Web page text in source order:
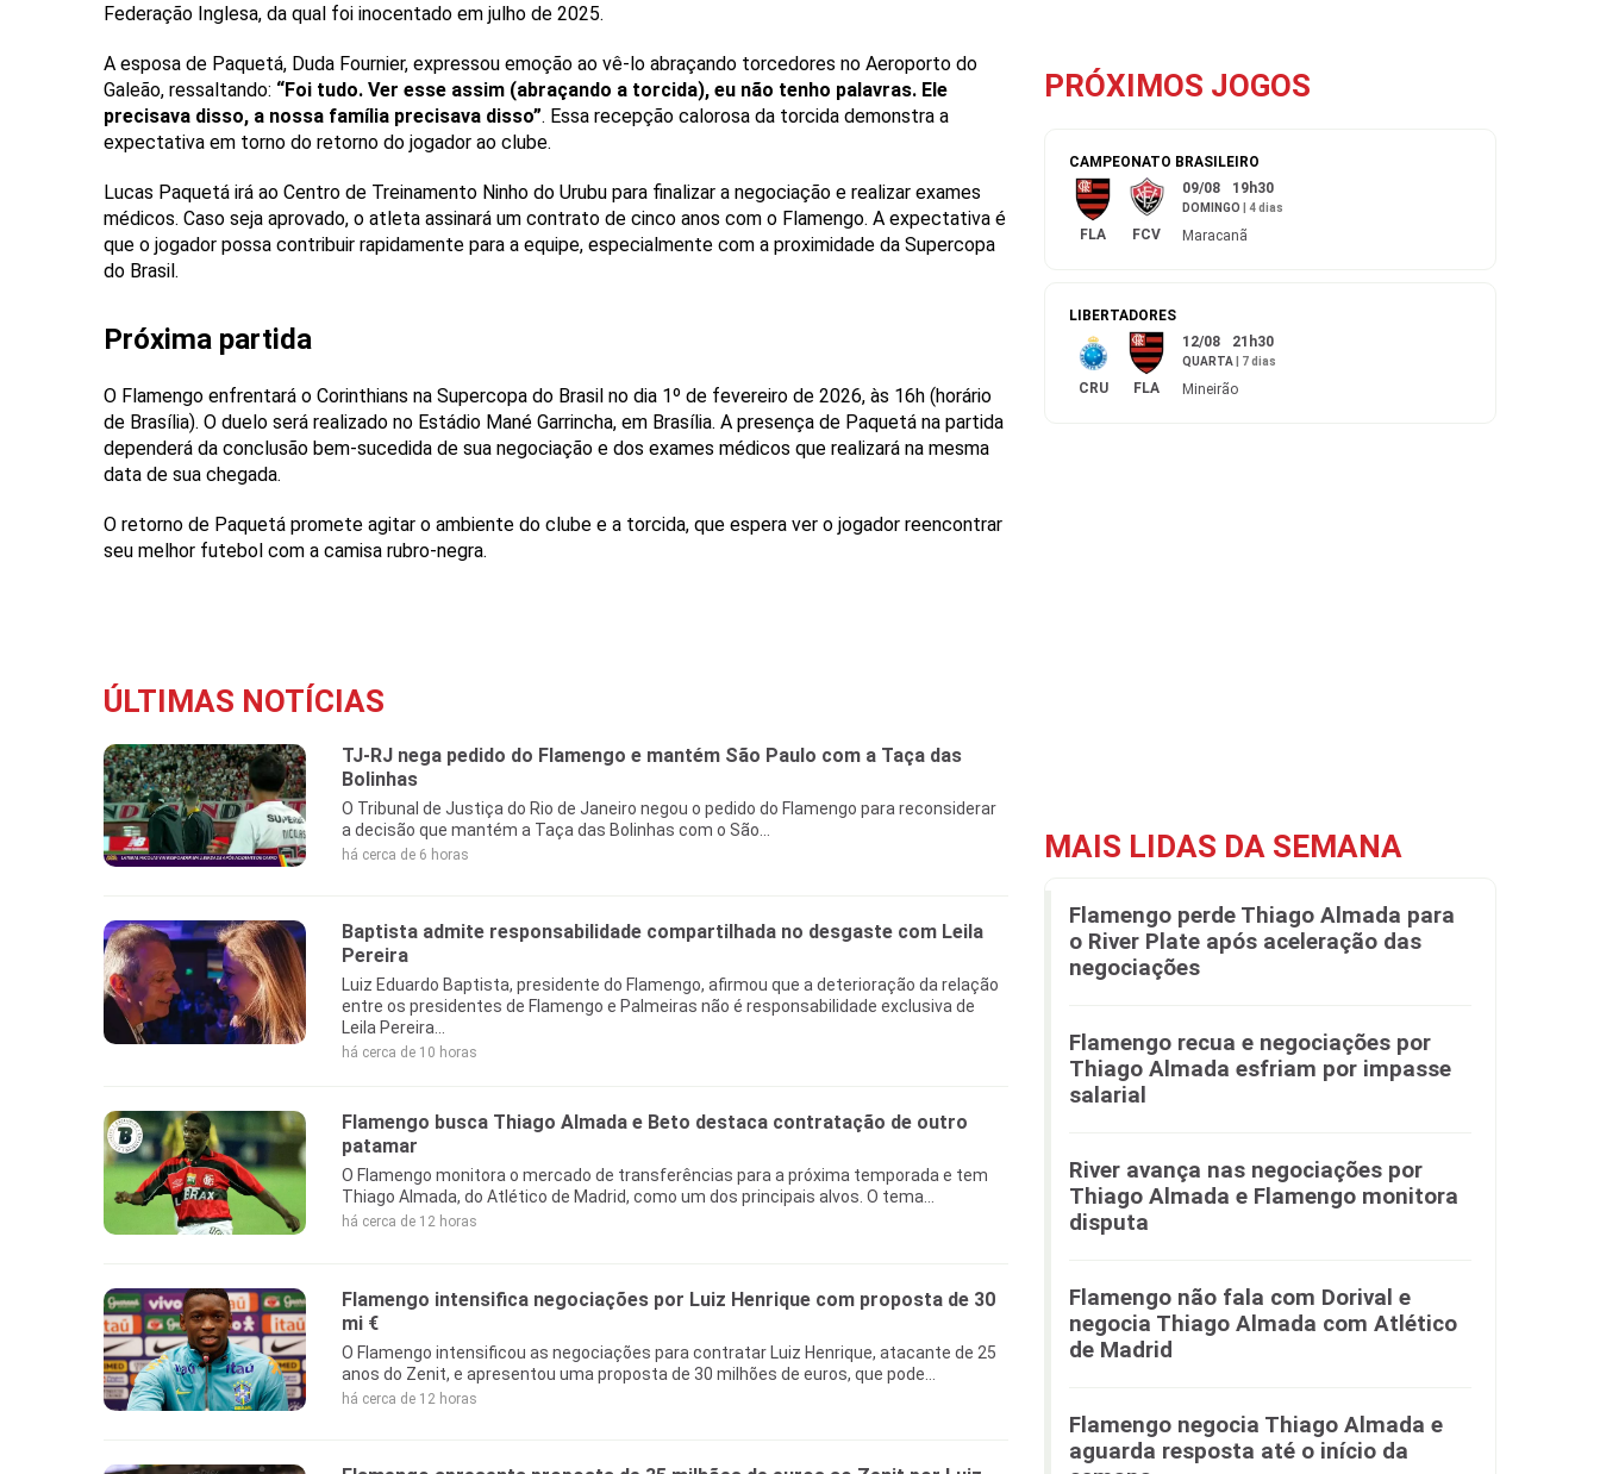
Federação Inglesa, da qual foi inocentado em julho de 2025.
A esposa de Paquetá, Duda Fournier, expressou emoção ao vê-lo abraçando torcedores no Aeroporto do
Galeão, ressaltando: “Foi tudo. Ver esse assim (abraçando a torcida), eu não tenho palavras. Ele
precisava disso, a nossa família precisava disso”. Essa recepção calorosa da torcida demonstra a
expectativa em torno do retorno do jogador ao clube.
Lucas Paquetá irá ao Centro de Treinamento Ninho do Urubu para finalizar a negociação e realizar exames
médicos. Caso seja aprovado, o atleta assinará um contrato de cinco anos com o Flamengo. A expectativa é
que o jogador possa contribuir rapidamente para a equipe, especialmente com a proximidade da Supercopa
do Brasil.
Próxima partida
O Flamengo enfrentará o Corinthians na Supercopa do Brasil no dia 1º de fevereiro de 2026, às 16h (horário
de Brasília). O duelo será realizado no Estádio Mané Garrincha, em Brasília. A presença de Paquetá na partida
dependerá da conclusão bem-sucedida de sua negociação e dos exames médicos que realizará na mesma
data de sua chegada.
O retorno de Paquetá promete agitar o ambiente do clube e a torcida, que espera ver o jogador reencontrar
seu melhor futebol com a camisa rubro-negra.
ÚLTIMAS NOTÍCIAS
TJ-RJ nega pedido do Flamengo e mantém São Paulo com a Taça das
Bolinhas
O Tribunal de Justiça do Rio de Janeiro negou o pedido do Flamengo para reconsiderar
a decisão que mantém a Taça das Bolinhas com o São...
há cerca de 6 horas
Baptista admite responsabilidade compartilhada no desgaste com Leila
Pereira
Luiz Eduardo Baptista, presidente do Flamengo, afirmou que a deterioração da relação
entre os presidentes de Flamengo e Palmeiras não é responsabilidade exclusiva de
Leila Pereira...
há cerca de 10 horas
Flamengo busca Thiago Almada e Beto destaca contratação de outro
patamar
O Flamengo monitora o mercado de transferências para a próxima temporada e tem
Thiago Almada, do Atlético de Madrid, como um dos principais alvos. O tema...
há cerca de 12 horas
Flamengo intensifica negociações por Luiz Henrique com proposta de 30
mi €
O Flamengo intensificou as negociações para contratar Luiz Henrique, atacante de 25
anos do Zenit, e apresentou uma proposta de 30 milhões de euros, que pode...
há cerca de 12 horas
PRÓXIMOS JOGOS
CAMPEONATO BRASILEIRO
FLA FCV
09/08 19h30
DOMINGO 4 dias
Maracanã
LIBERTADORES
CRU FLA
12/08 21h30
QUARTA 7 dias
Mineirão
MAIS LIDAS DA SEMANA
Flamengo perde Thiago Almada para
o River Plate após aceleração das
negociações
Flamengo recua e negociações por
Thiago Almada esfriam por impasse
salarial
River avança nas negociações por
Thiago Almada e Flamengo monitora
disputa
Flamengo não fala com Dorival e
negocia Thiago Almada com Atlético
de Madrid
Flamengo negocia Thiago Almada e
aguarda resposta até o início da